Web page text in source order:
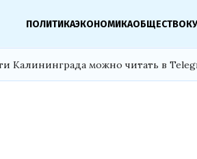
ПОЛИТИКАЭКОНОМИКАОБЩЕСТВО
Калининграда можно читать в